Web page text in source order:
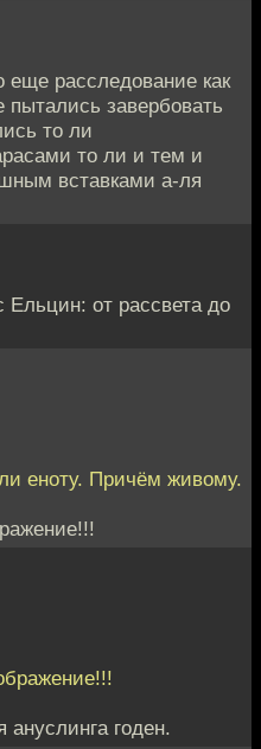
еще расследование как
завербовать
то ли
то ли и тем и
вставками а-ля
Ельцин: от рассвета до
еноту. Причём живому.
годен.